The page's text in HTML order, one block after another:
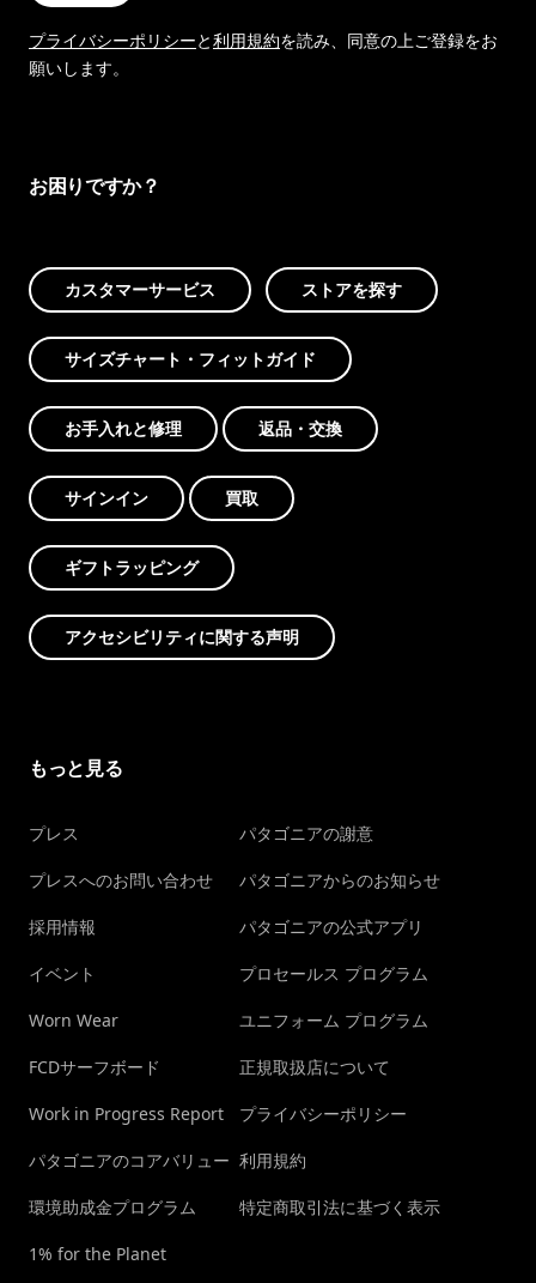
プライバシーポリシーと利用規約を読み、同意の上ご登録をお
願いします。
お困りですか？
カスタマーサービス ストアを探す
サイズチャート・フィットガイド
お手入れと修理 返品・交換
サインイン 買取
ギフトラッピング
アクセシビリティに関する声明
もっと見る
プレス
プレスへのお問い合わせ
採用情報
イベント
Worn Wear
FCDサーフボード
Work in Progress Report
パタゴニアのコアバリュー
環境助成金プログラム
1% for the Planet
パタゴニアの謝意
パタゴニアからのお知らせ
パタゴニアの公式アプリ
プロセールス プログラム
ユニフォーム プログラム
正規取扱店について
プライバシーポリシー
利用規約
特定商取引法に基づく表示